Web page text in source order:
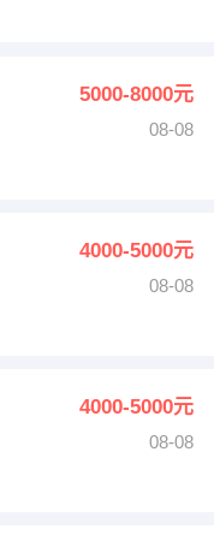
法律
5000-8000元
08-08
4000-5000元
08-08
4000-5000元
08-08